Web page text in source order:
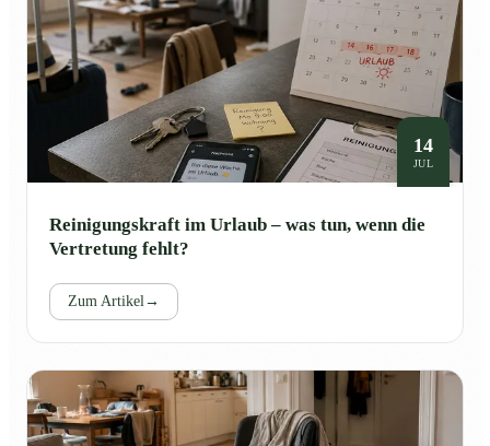
14
JUL
Reinigungskraft im Urlaub – was tun, wenn die
Vertretung fehlt?
Zum Artikel→